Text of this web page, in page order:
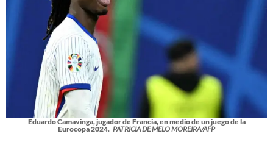
Eduardo Camavinga, jugador de Francia, en medio de un juego de la
Eurocopa 2024. PATRICIA DE MELO MOREIRA/AFP